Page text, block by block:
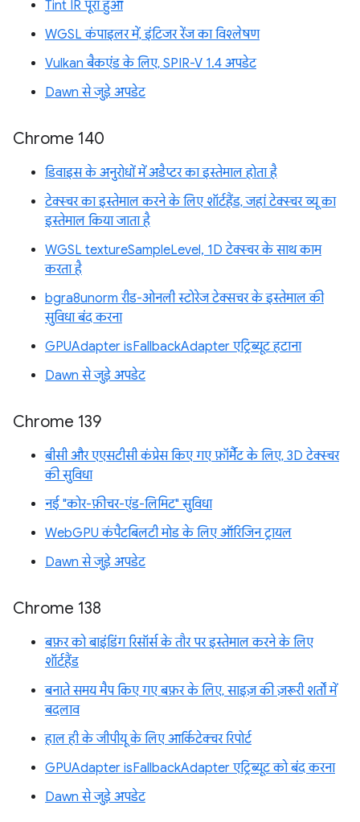
Tint IR पूरा हुआ
WGSL कंपाइलर में, इंटिजर रेंज का विश्लेषण
Vulkan बैकएंड के लिए, SPIR-V 1.4 अपडेट
Dawn से जुड़े अपडेट
Chrome 140
डिवाइस के अनुरोधों में अडैप्टर का इस्तेमाल होता है
टेक्स्चर का इस्तेमाल करने के लिए शॉर्टहैंड, जहां टेक्स्चर व्यू का
इस्तेमाल किया जाता है
WGSL textureSampleLevel, 1D टेक्स्चर के साथ काम
करता है
bgra8unorm रीड-ओनली स्टोरेज टेक्सचर के इस्तेमाल की
सुविधा बंद करना
GPUAdapter isFallbackAdapter एट्रिब्यूट हटाना
Dawn से जुड़े अपडेट
Chrome 139
बीसी और एएसटीसी कंप्रेस किए गए फ़ॉर्मैट के लिए, 3D टेक्स्चर
की सुविधा
नई "कोर-फ़ीचर-एंड-लिमिट" सुविधा
WebGPU कंपैटबिलटी मोड के लिए ऑरिजिन ट्रायल
Dawn से जुड़े अपडेट
Chrome 138
बफ़र को बाइंडिंग रिसॉर्स के तौर पर इस्तेमाल करने के लिए
शॉर्टहैंड
बनाते समय मैप किए गए बफ़र के लिए, साइज़ की ज़रूरी शर्तों में
बदलाव
हाल ही के जीपीयू के लिए आर्किटेक्चर रिपोर्ट
GPUAdapter isFallbackAdapter एट्रिब्यूट को बंद करना
Dawn से जुड़े अपडेट